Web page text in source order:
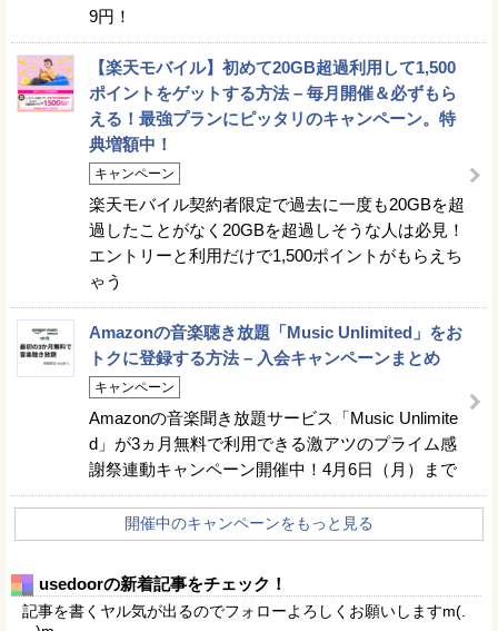
9円！
【楽天モバイル】初めて20GB超過利用して1,500
ポイントをゲットする方法 – 毎月開催＆必ずもら
える！最強プランにピッタリのキャンペーン。特
典増額中！
キャンペーン
楽天モバイル契約者限定で過去に一度も20GBを超
過したことがなく20GBを超過しそうな人は必見！
エントリーと利用だけで1,500ポイントがもらえち
ゃう
Amazonの音楽聴き放題「Music Unlimited」をお
トクに登録する方法 – 入会キャンペーンまとめ
キャンペーン
Amazonの音楽聞き放題サービス「Music Unlimite
d」が3ヵ月無料で利用できる激アツのプライム感
謝祭連動キャンペーン開催中！4月6日（月）まで
開催中のキャンペーンをもっと見る
usedoorの新着記事をチェック！
記事を書くヤル気が出るのでフォローよろしくお願いしますm(.